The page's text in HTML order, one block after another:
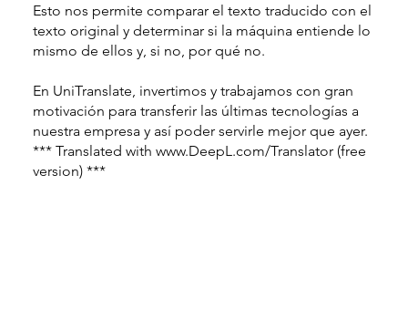
Esto nos permite comparar el texto traducido con el
texto original y determinar si la máquina entiende lo
mismo de ellos y, si no, por qué no.
En UniTranslate, invertimos y trabajamos con gran
motivación para transferir las últimas tecnologías a
nuestra empresa y así poder servirle mejor que ayer.
*** Translated with www.DeepL.com/Translator (free
version) ***